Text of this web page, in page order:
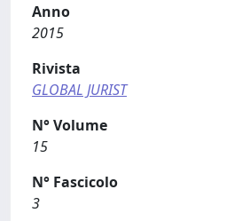
Anno
2015
Rivista
GLOBAL JURIST
N° Volume
15
N° Fascicolo
3